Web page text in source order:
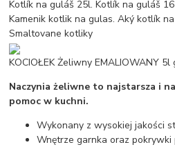
Kotlík na guláš 25l. Kotlík na guláš
Kamenik kotlik na gulas. Aký kotlík
Smaltovane kotliky
KOCIOŁEK Żeliwny EMALIOWANY 5l
Naczynia żeliwne to najstarsza i
pomoc w kuchni.
Wykonany z wysokiej jakości
Wnętrze garnka oraz pokrywki